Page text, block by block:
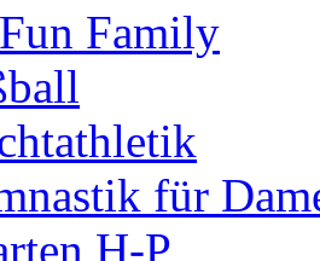
Family
für
H-P